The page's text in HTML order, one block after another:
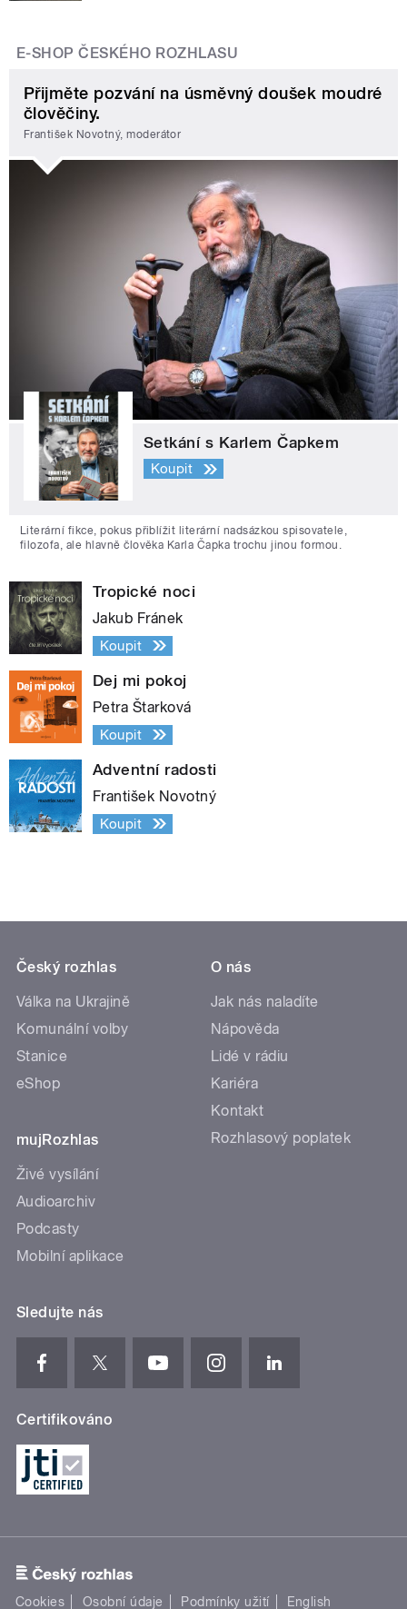
E-SHOP ČESKÉHO ROZHLASU
Přijměte pozvání na úsměvný doušek moudré
člověčiny.
František Novotný, moderátor
Setkání s Karlem Čapkem
Koupit
Literární fikce, pokus přiblížit literární nadsázkou spisovatele,
filozofa, ale hlavně člověka Karla Čapka trochu jinou formou.
Tropické noci
Jakub Fránek
Koupit
Dej mi pokoj
Petra Štarková
Koupit
Adventní radosti
František Novotný
Koupit
Český rozhlas
Válka na Ukrajině
Komunální volby
Stanice
eShop
mujRozhlas
Živé vysílání
Audioarchiv
Podcasty
Mobilní aplikace
O nás
Jak nás naladíte
Nápověda
Lidé v rádiu
Kariéra
Kontakt
Rozhlasový poplatek
Sledujte nás
Certifikováno
Cookies Osobní údaje Podmínky užití English